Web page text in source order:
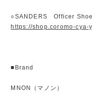
○SANDERS Officer Shoe
https://shop.coromo-cya-
■Brand
MNON（マノン）